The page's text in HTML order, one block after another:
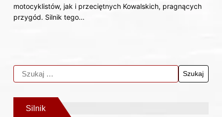
motocyklistów, jak i przeciętnych Kowalskich, pragnących
przygód. Silnik tego…
Silnik